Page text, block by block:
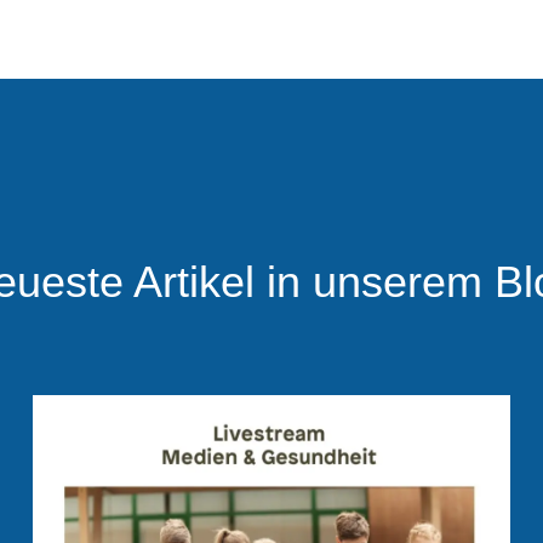
Artikel in unserem